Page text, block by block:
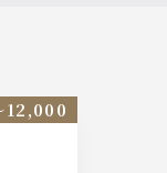
12,000